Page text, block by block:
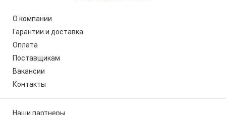
О компании
Гарантии и доставка
Оплата
Поставщикам
Вакансии
Контакты
Наши партнеры